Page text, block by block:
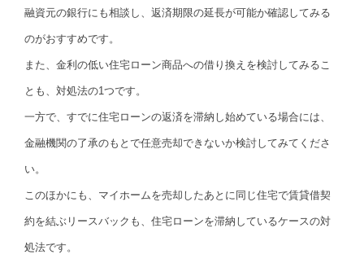
融資元の銀行にも相談し、返済期限の延長が可能か確認してみる
のがおすすめです。
また、金利の低い住宅ローン商品への借り換えを検討してみるこ
とも、対処法の1つです。
一方で、すでに住宅ローンの返済を滞納し始めている場合には、
金融機関の了承のもとで任意売却できないか検討してみてくださ
い。
このほかにも、マイホームを売却したあとに同じ住宅で賃貸借契
約を結ぶリースバックも、住宅ローンを滞納しているケースの対
処法です。